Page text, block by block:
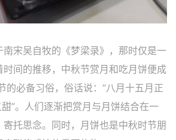
宋吴自牧的《梦梁录》，那时仅是一
间的推移，中秋节赏月和吃月饼便成
的必备习俗，俗话说：“八月十五月正
”。人们逐渐把赏月与月饼结合在一
托思念。同时，月饼也是中秋时节朋